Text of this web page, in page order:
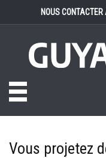
NOUS CONTACTER
Toggle
Vous projetez